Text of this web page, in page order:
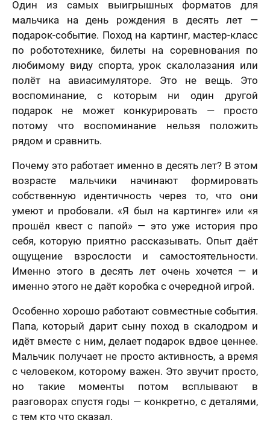
Один из самых выигрышных форматов для
мальчика на день рождения в десять лет —
подарок-событие. Поход на картинг, мастер-класс
по робототехнике, билеты на соревнования по
любимому виду спорта, урок скалолазания или
полёт на авиасимуляторе. Это не вещь. Это
воспоминание, с которым ни один другой
подарок не может конкурировать — просто
потому что воспоминание нельзя положить
рядом и сравнить.
Почему это работает именно в десять лет? В этом
возрасте мальчики начинают формировать
собственную идентичность через то, что они
умеют и пробовали. «Я был на картинге» или «я
прошёл квест с папой» — это уже история про
себя, которую приятно рассказывать. Опыт даёт
ощущение взрослости и самостоятельности.
Именно этого в десять лет очень хочется — и
именно этого не даёт коробка с очередной игрой.
Особенно хорошо работают совместные события.
Папа, который дарит сыну поход в скалодром и
идёт вместе с ним, делает подарок вдвое ценнее.
Мальчик получает не просто активность, а время
с человеком, которому важен. Это звучит просто,
но такие моменты потом всплывают в
разговорах спустя годы — конкретно, с деталями,
с тем кто что сказал.